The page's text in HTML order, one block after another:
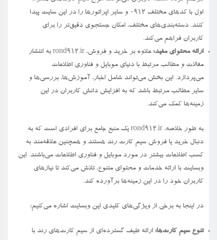
اول با کدهای مختلف ۰۹۱۲ و سایر اپراتورها را در این سایت پیدا
کنند. دسته‌بندی‌های مختلف، امکان جستجوی دقیق‌تر را برای
کاربران فراهم می‌کند.
ارائه محتوای مفید:
علاوه بر خرید و فروش، rond912.ir به انتشار
مقالات و مطالب مرتبط با دنیای موبایل و فناوری اطلاعات
می‌پردازد. این بخش می‌تواند شامل اخبار، آموزش‌ها، بررسی‌ها و
سایر مطالب مرتبط باشد که به افزایش دانش کاربران در این
زمینه‌ها کمک می‌کند.
به طور خلاصه، rond912.ir یک منبع جامع برای افرادی است که به
دنبال خرید یا فروش سیم کارت رند هستند و همچنین علاقه‌مند به
کسب اطلاعات بیشتر در مورد موبایل و فناوری اطلاعات می‌باشند. این
وبسایت با ارائه خدمات و محتوای متنوع، تلاش می‌کند تا نیازهای
کاربران خود را در این زمینه‌ها برآورده کند.
در اینجا به برخی از ویژگی‌های کلیدی این وبسایت اشاره می‌کنیم:
تنوع سیم کارت‌ها: ارائه طیف گسترده‌ای از سیم کارت‌های رند با